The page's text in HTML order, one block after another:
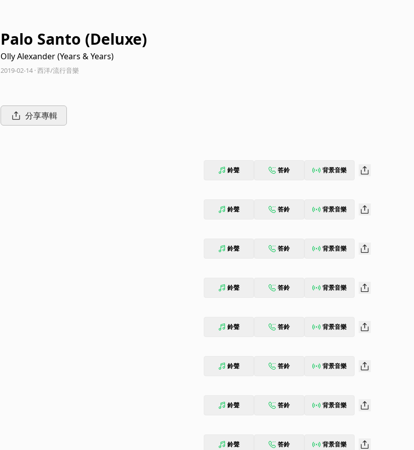
Palo Santo (Deluxe)
Olly Alexander (Years & Years)
2019-02-14 · 西洋/流行音樂
分享專輯
鈴聲 答鈴 背景音樂
鈴聲 答鈴 背景音樂
鈴聲 答鈴 背景音樂
鈴聲 答鈴 背景音樂
鈴聲 答鈴 背景音樂
鈴聲 答鈴 背景音樂
鈴聲 答鈴 背景音樂
鈴聲 答鈴 背景音樂